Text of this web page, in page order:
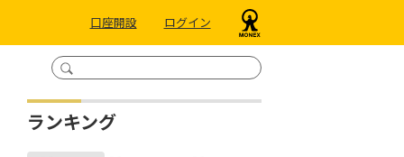
口座開設 ログイン
ランキング